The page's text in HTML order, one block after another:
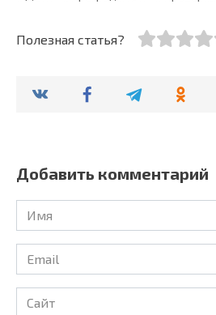
Полезная статья?
Добавить комментарий
Имя
Email
Сайт